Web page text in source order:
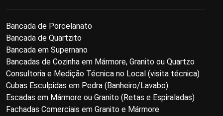
Bancada de Porcelanato
Bancada de Quartzito
Bancada em Supernano
Bancadas de Cozinha em Mármore, Granito ou Quartzo
Consultoria e Medição Técnica no Local (visita técnica)
Cubas Esculpidas em Pedra (Banheiro/Lavabo)
Escadas em Mármore ou Granito (Retas e Espiraladas)
Fachadas Comerciais em Granito e Mármore